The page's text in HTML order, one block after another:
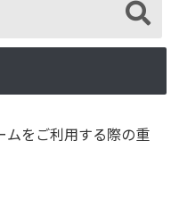
ムをご利用する際の重